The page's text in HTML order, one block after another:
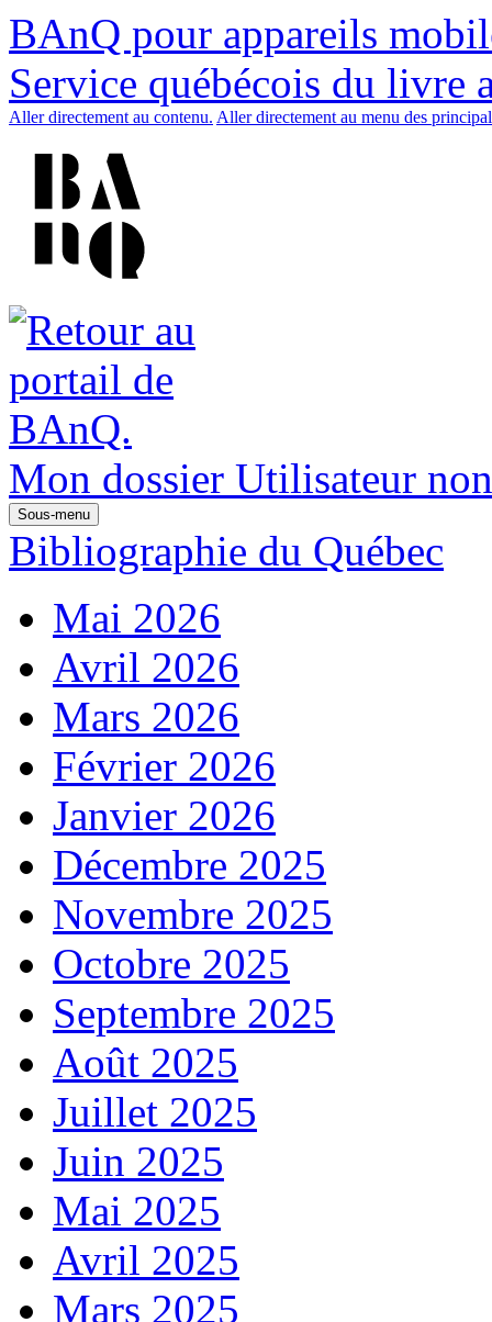
BAnQ pour appareils
Service québécois du livre
Aller directement au contenu. Aller directement au menu des
Mon dossier Utilisateur
Sous-menu
Bibliographie du Québec
Mai 2026
Avril 2026
Mars 2026
Février 2026
Janvier 2026
Décembre 2025
Novembre 2025
Octobre 2025
Septembre 2025
Août 2025
Juillet 2025
Juin 2025
Mai 2025
Avril 2025
Mars 2025